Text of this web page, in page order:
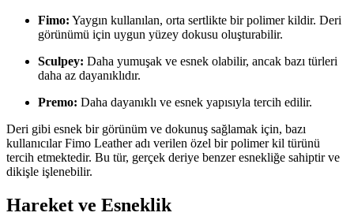
Fimo: Yaygın kullanılan, orta sertlikte bir polimer kildir. Deri
görünümü için uygun yüzey dokusu oluşturabilir.
Sculpey: Daha yumuşak ve esnek olabilir, ancak bazı türleri
daha az dayanıklıdır.
Premo: Daha dayanıklı ve esnek yapısıyla tercih edilir.
Deri gibi esnek bir görünüm ve dokunuş sağlamak için, bazı
kullanıcılar Fimo Leather adı verilen özel bir polimer kil türünü
tercih etmektedir. Bu tür, gerçek deriye benzer esnekliğe sahiptir ve
dikişle işlenebilir.
Hareket ve Esneklik